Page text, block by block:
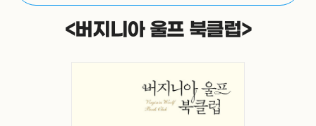
<버지니아 울프 북클럽>